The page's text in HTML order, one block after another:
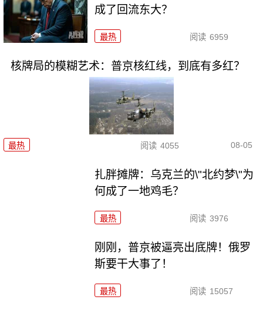
成了回流东大？
最热 阅读 6959
核牌局的模糊艺术：普京核红线，到底有多红？
最热 阅读 4055 08-05
扎胖摊牌：乌克兰的\"北约梦\"为
何成了一地鸡毛？
最热 阅读 3976
刚刚，普京被逼亮出底牌！俄罗
斯要干大事了！
最热 阅读 15057